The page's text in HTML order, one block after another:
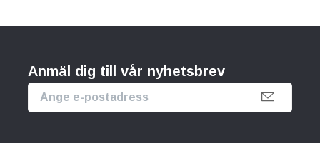
Anmäl dig till vår nyhetsbrev